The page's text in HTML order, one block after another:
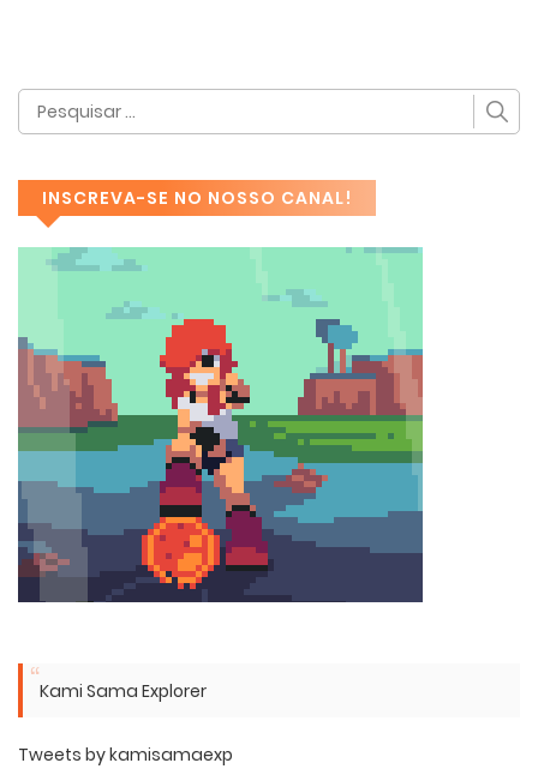
INSCREVA-SE NO NOSSO CANAL!
Kami Sama Explorer
Tweets by kamisamaexp